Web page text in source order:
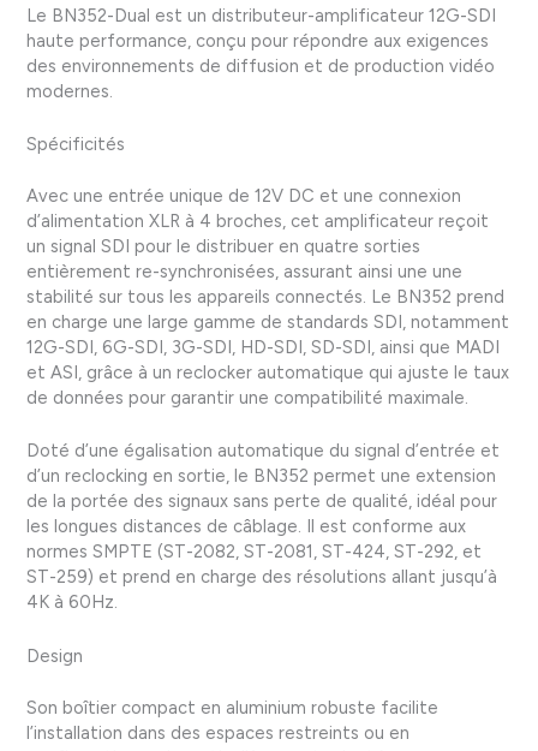
Le BN352-Dual est un distributeur-amplificateur 12G-SDI
haute performance, conçu pour répondre aux exigences
des environnements de diffusion et de production vidéo
modernes.
Spécificités
Avec une entrée unique de 12V DC et une connexion
d’alimentation XLR à 4 broches, cet amplificateur reçoit
un signal SDI pour le distribuer en quatre sorties
entièrement re-synchronisées, assurant ainsi une une
stabilité sur tous les appareils connectés. Le BN352 prend
en charge une large gamme de standards SDI, notamment
12G-SDI, 6G-SDI, 3G-SDI, HD-SDI, SD-SDI, ainsi que MADI
et ASI, grâce à un reclocker automatique qui ajuste le taux
de données pour garantir une compatibilité maximale.
Doté d’une égalisation automatique du signal d’entrée et
d’un reclocking en sortie, le BN352 permet une extension
de la portée des signaux sans perte de qualité, idéal pour
les longues distances de câblage. Il est conforme aux
normes SMPTE (ST-2082, ST-2081, ST-424, ST-292, et
ST-259) et prend en charge des résolutions allant jusqu’à
4K à 60Hz.
Design
Son boîtier compact en aluminium robuste facilite
l’installation dans des espaces restreints ou en